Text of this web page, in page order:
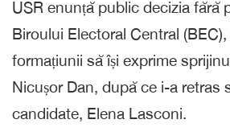
USR enunță public decizia fără
Biroului Electoral Central
formațiunii să își exprime
Nicușor Dan, după ce i-a retras
candidate, Elena Lasconi.